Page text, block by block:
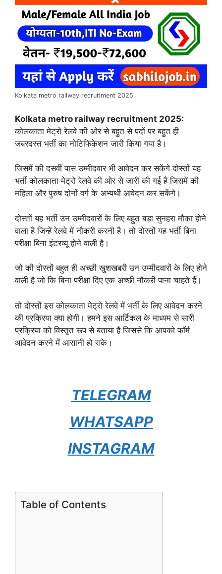
Kolkata metro railway recruitment 2025
Kolkata metro railway recruitment 2025:
कोलकाता मेट्रो रेलवे की ओर से बहुत से पदों पर बहुत ही
जबरदस्त भर्ती का नोटिफिकेशन जारी किया गया है।
जिसमें की दसवीं पास उम्मीदवार भी आवेदन कर सकेंगे दोस्तों यह
भर्ती कोलकाता मेट्रो रेलवे की ओर से जारी की गई है जिसमें की
महिला और पुरुष दोनों वर्ग के अभ्यर्थी आवेदन कर सकेंगे।
दोस्तों यह भर्ती उन उम्मीदवारों के लिए बहुत बड़ा सुनहरा मौका होने
वाला है जिन्हें रेलवे में नौकरी करनी है। तो दोस्तों यह भर्ती बिना
परीक्षा बिना इंटरव्यू होने वाली है।
जो की दोस्तों बहुत ही अच्छी खुशखबरी उन उम्मीदवारों के लिए होने
वाली है जो कि बिना परीक्षा दिए एक अच्छी नौकरी पाना चाहते हैं।
तो दोस्तों इस कोलकाता मेट्रो रेलवे में भर्ती के लिए आवेदन करने
की प्रक्रिया क्या होगी।हमने इस आर्टिकल के माध्यम से सारी
प्रक्रिया को विस्तृत रूप से बताया है जिससे कि आपको फॉर्म
आवेदन करने में आसानी हो सके।
TELEGRAM
WHATSAPP
INSTAGRAM
Table of Contents